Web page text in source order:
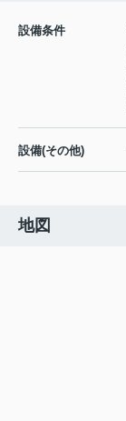
設備条件
設備(その他)
地図